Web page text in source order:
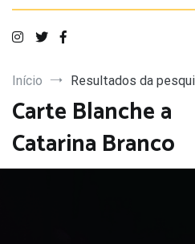
Início Resultados da
Carte Blanche a
Catarina Branco